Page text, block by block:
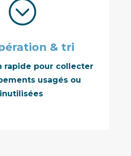
;
& tri
rapide pour collecter
usagés ou
inutilisées